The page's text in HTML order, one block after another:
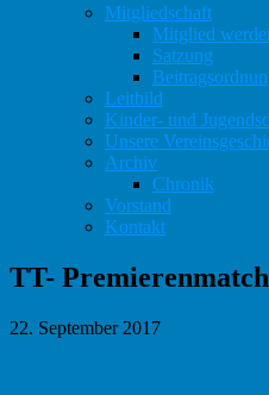
Mitgliedschaft
Mitglied
Satzung
Leitbild
Kinder- und
Unsere
Archiv
Chronik
Vorstand
Kontakt
TT-
22. September 2017